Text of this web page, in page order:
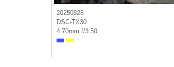
20250828
DSC-TX30
4.70mm f/3.50